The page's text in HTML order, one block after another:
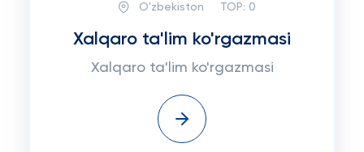
O'zbekiston TOP: 0
Xalqaro ta'lim ko'rgazmasi
Xalqaro ta'lim ko'rgazmasi